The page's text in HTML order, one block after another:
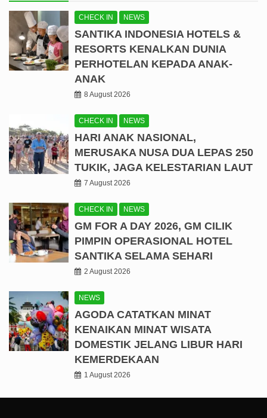
CHECK IN NEWS
SANTIKA INDONESIA HOTELS &
RESORTS KENALKAN DUNIA
PERHOTELAN KEPADA ANAK-
ANAK
8 August 2026
CHECK IN NEWS
HARI ANAK NASIONAL,
MERUSAKA NUSA DUA LEPAS 250
TUKIK, JAGA KELESTARIAN LAUT
7 August 2026
CHECK IN NEWS
GM FOR A DAY 2026, GM CILIK
PIMPIN OPERASIONAL HOTEL
SANTIKA SELAMA SEHARI
2 August 2026
NEWS
AGODA CATATKAN MINAT
KENAIKAN MINAT WISATA
DOMESTIK JELANG LIBUR HARI
KEMERDEKAAN
1 August 2026